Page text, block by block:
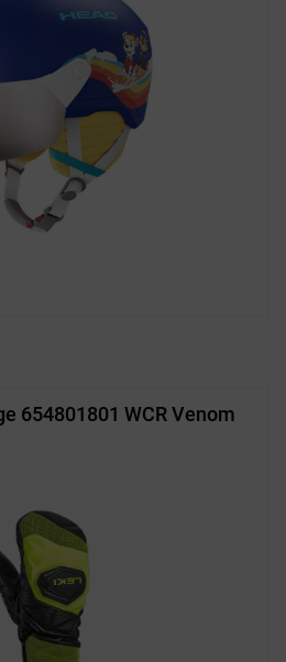
654801801 WCR Venom